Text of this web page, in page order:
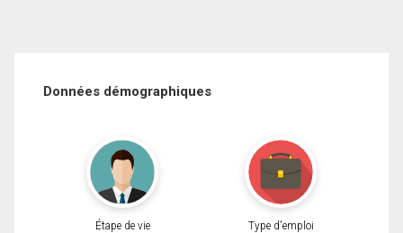
Données démographiques
Étape de vie Type d'emploi